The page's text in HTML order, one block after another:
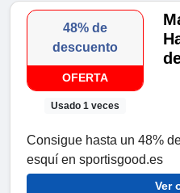
48% de
descuento
OFERTA
Usado 1 veces
Consigue hasta un 48%
esquí en sportisgood.es
Ver